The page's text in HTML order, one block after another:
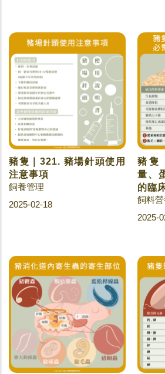
豬隻｜321. 豬場針頭使用
注意事項
飼養管理
2025-02-18
豬隻
量、
的臨
飼料
2025-